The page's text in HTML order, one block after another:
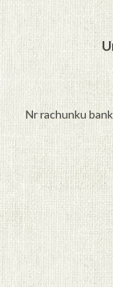
Nr rachunku